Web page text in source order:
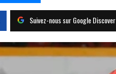
Suivez-nous sur Google Discover